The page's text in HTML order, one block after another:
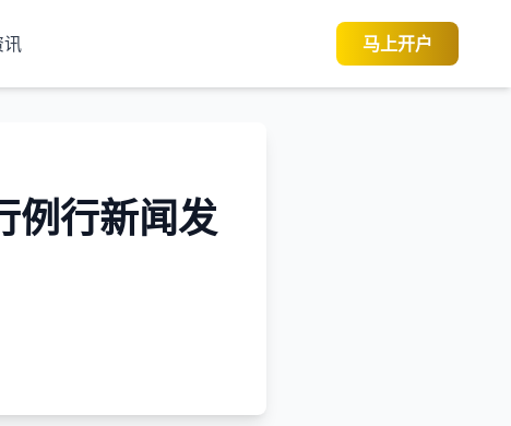
讯 马上开户
例行新闻发